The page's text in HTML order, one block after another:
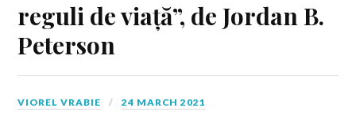
reguli de viață”, de Jordan B.
Peterson
VIOREL VRABIE 24 MARCH 2021